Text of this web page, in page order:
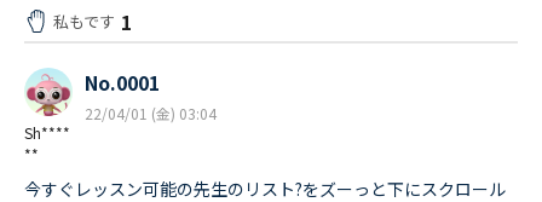
私もです 1
Sh****
**
No.0001
22/04/01 (金) 03:04
今すぐレッスン可能の先生のリスト?をズーっと下にスクロール